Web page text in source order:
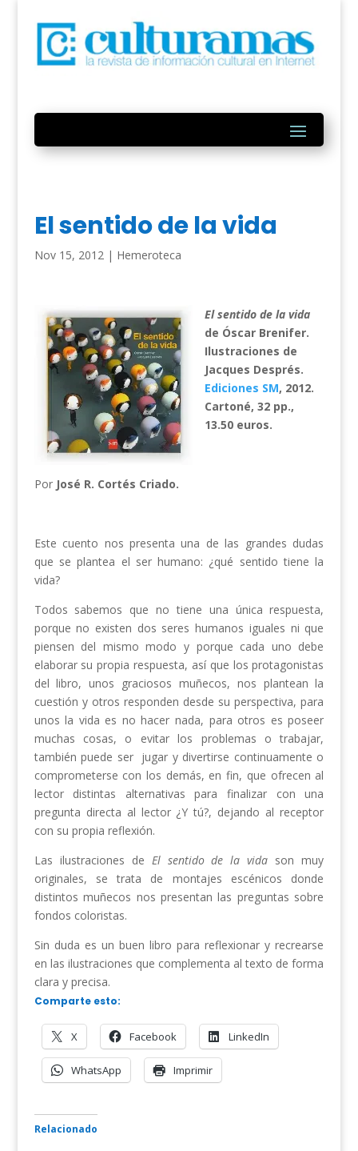
El sentido de la vida
Nov 15, 2012| Hemeroteca
El sentido de la vida
de Óscar Brenifer.
Ilustraciones de
Jacques Després.
Ediciones SM, 2012.
Cartoné, 32 pp.,
13.50 euros.
Por José R. Cortés Criado.
Este cuento nos presenta una de las grandes dudas
que se plantea el ser humano: ¿qué sentido tiene la
vida?
Todos sabemos que no tiene una única respuesta,
porque no existen dos seres humanos iguales ni que
piensen del mismo modo y porque cada uno debe
elaborar su propia respuesta, así que los protagonistas
del libro, unos graciosos muñecos, nos plantean la
cuestión y otros responden desde su perspectiva, para
unos la vida es no hacer nada, para otros es poseer
muchas cosas, o evitar los problemas o trabajar,
también puede ser jugar y divertirse continuamente o
comprometerse con los demás, en fin, que ofrecen al
lector distintas alternativas para finalizar con una
pregunta directa al lector ¿Y tú?, dejando al receptor
con su propia reflexión.
Las ilustraciones de El sentido de la vida son muy
originales, se trata de montajes escénicos donde
distintos muñecos nos presentan las preguntas sobre
fondos coloristas.
Sin duda es un buen libro para reflexionar y recrearse
en las ilustraciones que complementa al texto de forma
clara y precisa.
Comparte esto:
X Facebook LinkedIn
WhatsApp Imprimir
Relacionado